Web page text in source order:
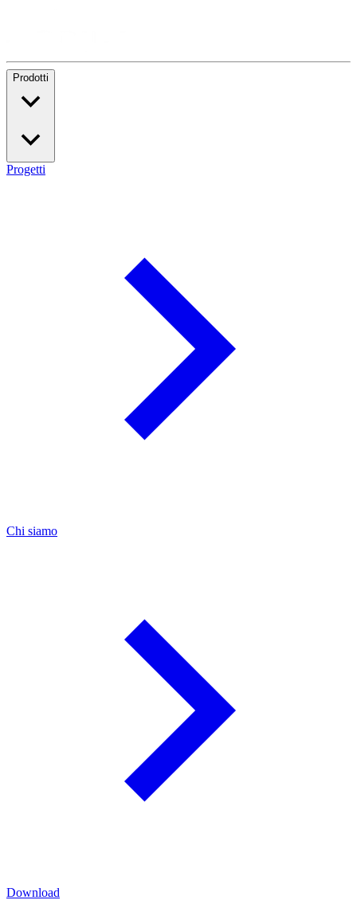
Prodotti
Progetti
Chi siamo
Download